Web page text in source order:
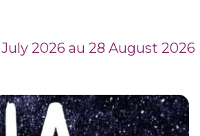
2026 au 28 August 2026